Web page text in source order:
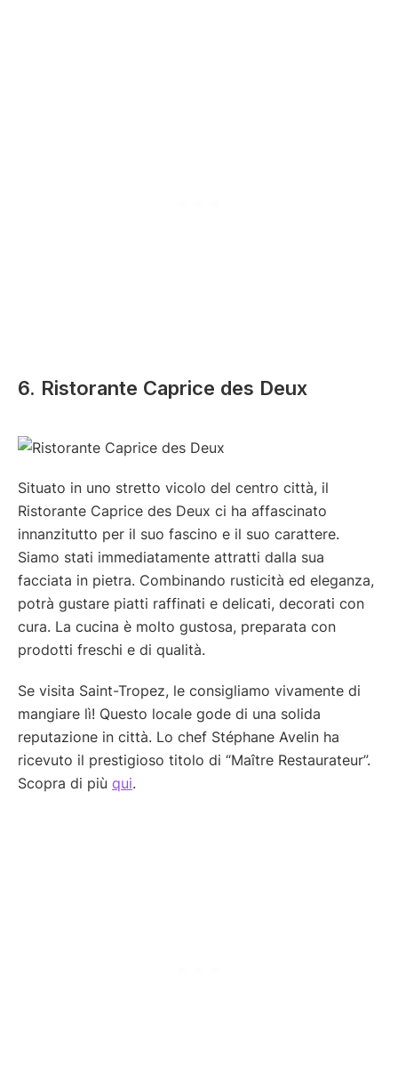
6. Ristorante Caprice des Deux
Situato in uno stretto vicolo del centro città, il
Ristorante Caprice des Deux ci ha affascinato
innanzitutto per il suo fascino e il suo carattere.
Siamo stati immediatamente attratti dalla sua
facciata in pietra. Combinando rusticità ed eleganza,
potrà gustare piatti raffinati e delicati, decorati con
cura. La cucina è molto gustosa, preparata con
prodotti freschi e di qualità.
Se visita Saint-Tropez, le consigliamo vivamente di
mangiare lì! Questo locale gode di una solida
reputazione in città. Lo chef Stéphane Avelin ha
ricevuto il prestigioso titolo di “Maître Restaurateur”.
Scopra di più qui.